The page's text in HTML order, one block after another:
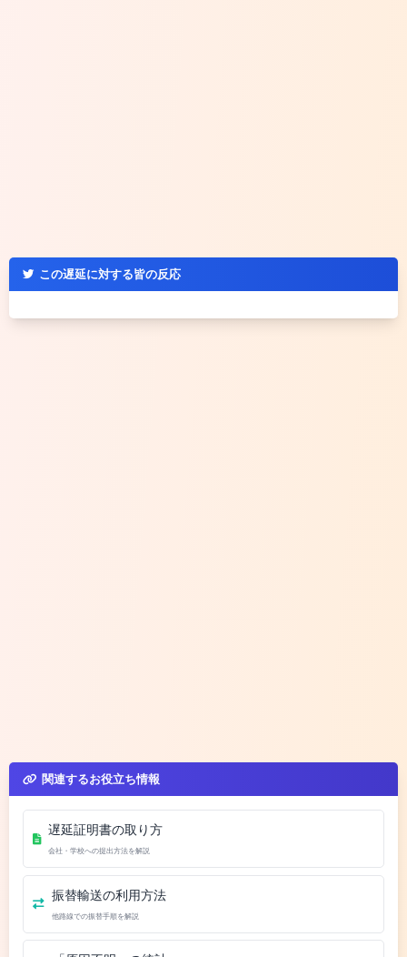
この遅延に対する皆の反応
関連するお役立ち情報
遅延証明書の取り方
会社・学校への提出方法を解説
振替輸送の利用方法
他路線での振替手順を解説